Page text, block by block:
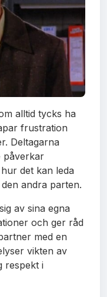
alltid tycks ha
frustration
Deltagarna
påverkar
det kan leda
andra parten.
av sina egna
och ger råd
med en
vikten av
respekt i